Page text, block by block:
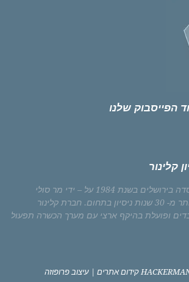
הפייסבוק שלנו
קלינור
חברת ניקיון קלינור נוסדה בירושלים בשנת 1984 על – ידי מר סולי
אלישר, אשר לזכותו יותר מ- 30 שנות ניסיון בתחום. חברת קלינור
כ - 3000 עובדים ופועלת בהיקף ארצי עם מערך הכשרה תפעול
קידום אתרים | עיצובפרופוזה